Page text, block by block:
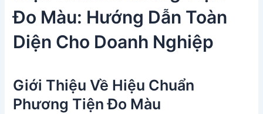
Đo Màu: Hướng Dẫn Toàn
Diện Cho Doanh Nghiệp
Giới Thiệu Về Hiệu Chuẩn
Phương Tiện Đo Màu